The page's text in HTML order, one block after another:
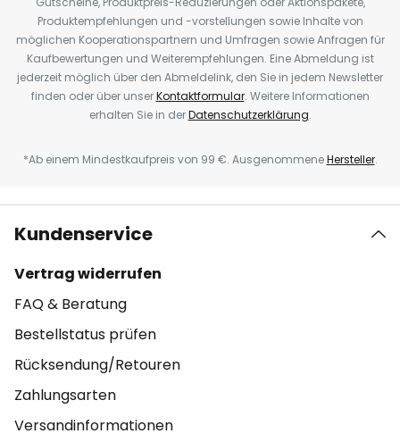
Produktempfehlungen und -vorstellungen sowie Inhalte von
möglichen Kooperationspartnern und Umfragen sowie Anfragen für
Kaufbewertungen und Weiterempfehlungen. Eine Abmeldung ist
jederzeit möglich über den Abmeldelink, den Sie in jedem Newsletter
finden oder über unserKontaktformular. Weitere Informationen
erhalten Sie in derDatenschutzerklärung.
*Ab einem Mindestkaufpreis von 99 €. AusgenommeneHersteller.
Kundenservice
Vertrag widerrufen
FAQ & Beratung
Bestellstatus prüfen
Rücksendung/Retouren
Zahlungsarten
Versandinformationen